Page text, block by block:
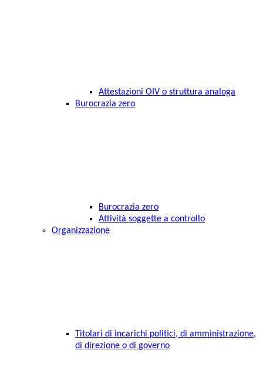
Attestazioni OIV o struttura analoga
Burocrazia zero
Burocrazia zero
Attività soggette a controllo
Organizzazione
Titolari di incarichi politici, di amministrazione,
di direzione o di governo